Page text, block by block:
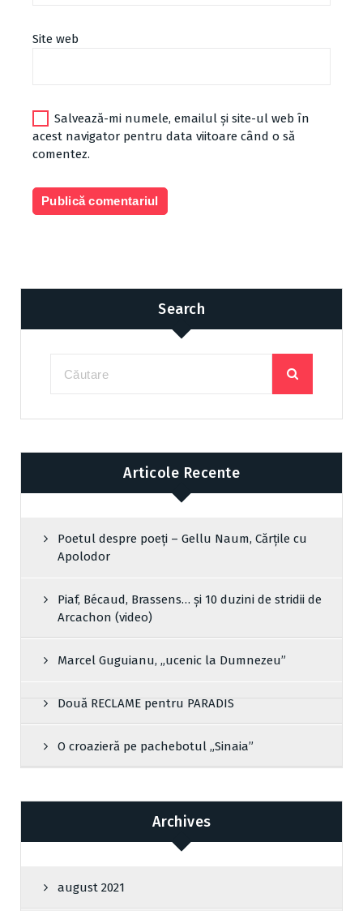
Site web
Salvează-mi numele, emailul și site-ul web în
acest navigator pentru data viitoare când o să
comentez.
Search
Articole Recente
Poetul despre poeți – Gellu Naum, Cărțile cu
Apolodor
Piaf, Bécaud, Brassens… și 10 duzini de stridii de
Arcachon (video)
Marcel Guguianu, „ucenic la Dumnezeu”
Două RECLAME pentru PARADIS
O croazieră pe pachebotul „Sinaia”
Archives
august 2021